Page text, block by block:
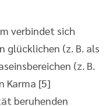
verbindet sich
glücklichen (z. B. als
(z. B.
Karma [5]
beruhenden